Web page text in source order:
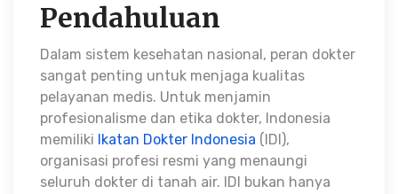
Pendahuluan
Dalam sistem kesehatan nasional, peran dokter
sangat penting untuk menjaga kualitas
pelayanan medis. Untuk menjamin
profesionalisme dan etika dokter, Indonesia
memiliki Ikatan Dokter Indonesia (IDI),
organisasi profesi resmi yang menaungi
seluruh dokter di tanah air. IDI bukan hanya